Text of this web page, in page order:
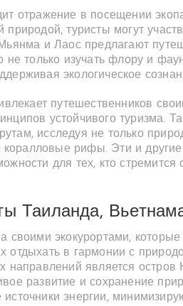
отражение в посещении
туристы могут
и Лаос предлагают
не только изучать флору и
экологическое
путешественников
устойчивого туризма.
исследуя не только
коралловые рифы. Эти и
для тех, кто стремится
Таиланда,
своими экокурортами,
отдыхать в гармонии с
направлений является остров
развитие и сохранение
энергии,